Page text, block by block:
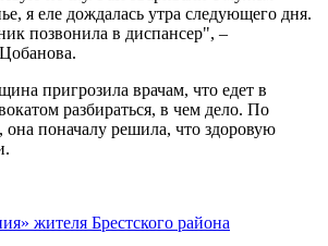
я еле дождалась утра следующего дня.
позвонила в диспансер", –
пригрозила врачам, что едет в
разбираться, в чем дело. По
она поначалу решила, что здоровую
жителя Брестского района